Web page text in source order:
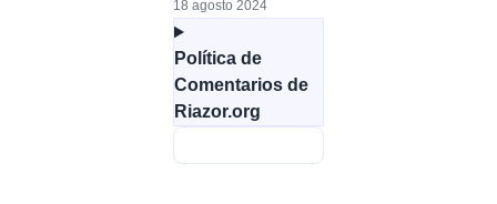
18 agosto 2024
Política de
Comentarios de
Riazor.org